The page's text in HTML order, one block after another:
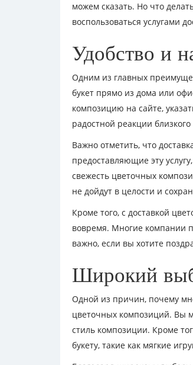
можем сказать. Но что
воспользоваться услугами
Удобство и
Одним из главных
букет прямо из дома или
композицию на сайте,
радостной реакции близкого
Важно отметить, что
предоставляющие эту
свежесть цветочных
не дойдут в целости и
Кроме того, с доставкой
вовремя. Многие компании
важно, если вы хотите
Широкий
Одной из причин, почему
цветочных композиций. Вы
стиль композиции. Кроме
букету, такие как мягкие